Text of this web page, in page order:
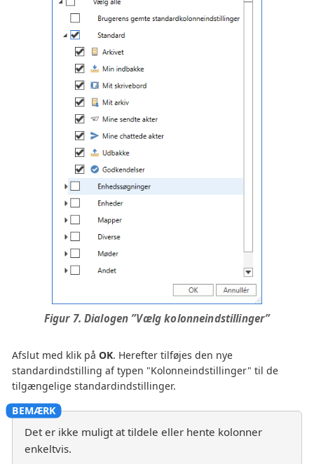
Figur 7. Dialogen ”Vælg kolonneindstillinger”
Afslut med klik på OK. Herefter tilføjes den nye
standardindstilling af typen "Kolonneindstillinger" til de
tilgængelige standardindstillinger.
Det er ikke muligt at tildele eller hente kolonner
enkeltvis.